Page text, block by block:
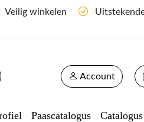
Veilig winkelen
Account
Paascatalogus
Catalogus